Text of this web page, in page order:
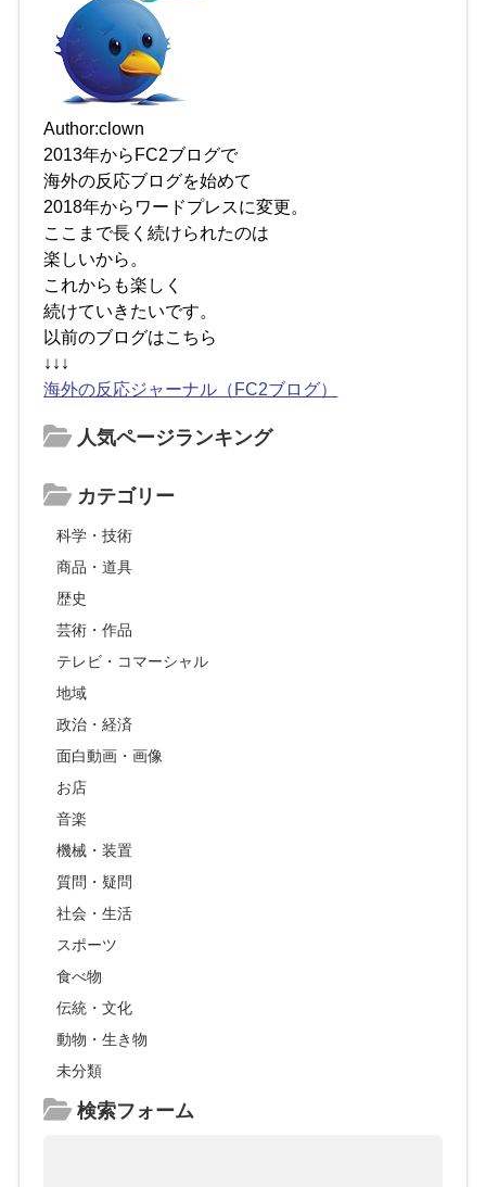
Author:clown
2013年からFC2ブログで
海外の反応ブログを始めて
2018年からワードプレスに変更。
ここまで長く続けられたのは
楽しいから。
これからも楽しく
続けていきたいです。
以前のブログはこちら
↓↓↓
海外の反応ジャーナル（FC2ブログ）
人気ページランキング
カテゴリー
科学・技術
商品・道具
歴史
芸術・作品
テレビ・コマーシャル
地域
政治・経済
面白動画・画像
お店
音楽
機械・装置
質問・疑問
社会・生活
スポーツ
食べ物
伝統・文化
動物・生き物
未分類
検索フォーム